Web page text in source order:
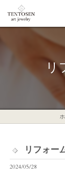
リ
リフォー
2024/05/28